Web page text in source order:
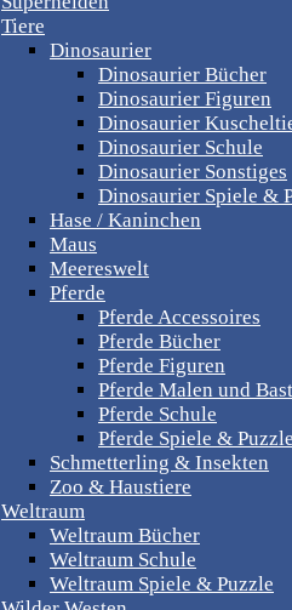
Tiere
Dinosaurier
Dinosaurier Bücher
Dinosaurier Figuren
Dinosaurier
Dinosaurier Schule
Dinosaurier Sonstiges
Dinosaurier Spiele &
Hase / Kaninchen
Maus
Meereswelt
Pferde
Pferde Accessoires
Pferde Bücher
Pferde Figuren
Pferde Malen und
Pferde Schule
Pferde Spiele & Puzzle
Schmetterling & Insekten
Zoo & Haustiere
Weltraum
Weltraum Bücher
Weltraum Schule
Weltraum Spiele & Puzzle